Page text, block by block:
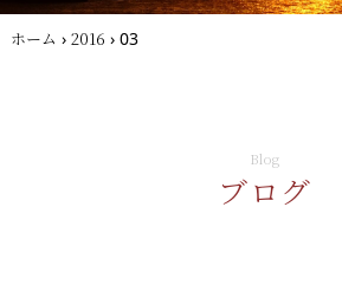
ホーム › 2016 ›03
Blog
ブログ